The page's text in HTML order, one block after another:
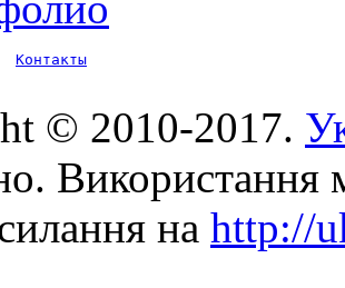
Контакты
© 2010-2017.
Використання
на http://